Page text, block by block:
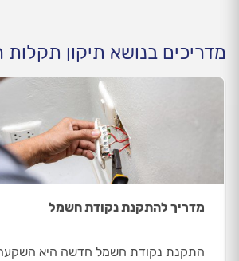
מדריכים בנושא תיקון
מדריך להתקנת נקודת חשמל
התקנת נקודת חשמל חדשה היא